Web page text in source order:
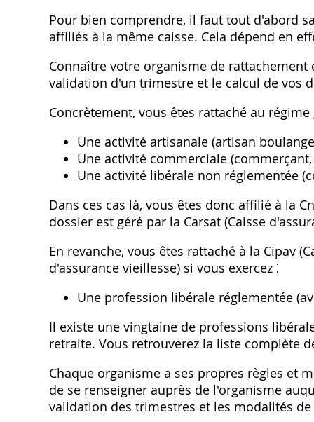
Pour bien comprendre‚ il faut tout d'abord
affiliés à la même caisse. Cela dépend en
Connaître votre organisme de
validation d'un trimestre et le calcul de vos
Concrètement‚ vous êtes rattaché au régime
Une activité artisanale (artisan
Une activité commerciale
Une activité libérale non réglementée
Dans ces cas là‚ vous êtes donc affilié à la
dossier est géré par la Carsat (Caisse
En revanche‚ vous êtes rattaché à la Cipav
d'assurance vieillesse) si vous exercez ⁚
Une profession libérale réglementée
Il existe une vingtaine de professions
retraite. Vous retrouverez la liste complète
Chaque organisme a ses propres règles et
de se renseigner auprès de l'organisme
validation des trimestres et les modalités